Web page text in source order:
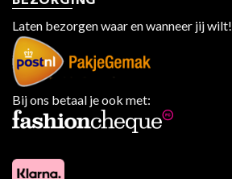
Laten bezorgen waar en wanneer jij wilt!
Bij ons betaal je ook met: